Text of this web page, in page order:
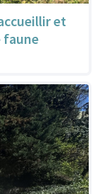
et
faune